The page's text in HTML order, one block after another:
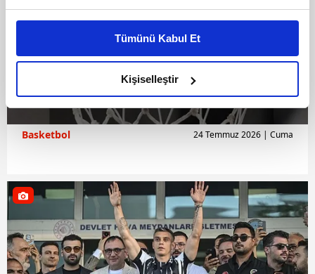
Bu çerezlere izin vermeniz halinde sizlere özel
daha iyi reklam deneyimi yaşatabiliriz. Bunu yaparken
amacımızın size daha iyi bir reklam deneyimi sunmak
olduğunu ve sizlere en iyi içerikleri sunabilmek adına
elimizden gelen çabayı gösterdiğimizi ve bu noktada,
reklamların maliyetlerimizi karşılamak noktasında tek gelir
kalemimiz olduğunu sizlere hatırlatmak isteriz.
takdirde, kullanıcılara hedefli reklamlar
gösterilmeyecektir."
Sizlere daha iyi bir hizmet sunabilmek için İnternet
Sitemizde kendimize ve üçüncü kişilere ait çerezler
kullanılmaktadır. Bu çerezler vasıtasıyla çeşitli kişisel
Tümünü Kabul Et
Kişiselleştir
Basketbol 24 Temmuz 2026 | Cuma